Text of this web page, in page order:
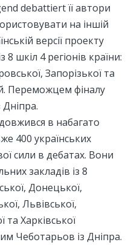
debattiert її автори
на іншій
версії проекту
8 шкіл 4 регіонів країни:
Запорізької та
Переможцем фіналу
Дніпра.
в набагато
400 українських
сили в дебатах. Вони
закладів із 8
Донецької,
Львівської,
та Харківської
Чеботарьов із Дніпра.